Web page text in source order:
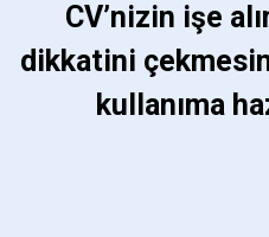
dikkatini
kullanıma